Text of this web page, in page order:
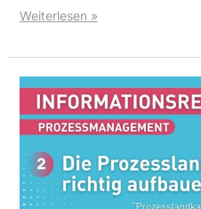
Weiterlesen »
Die
Prozesslandkarte
richtig
aufbauen